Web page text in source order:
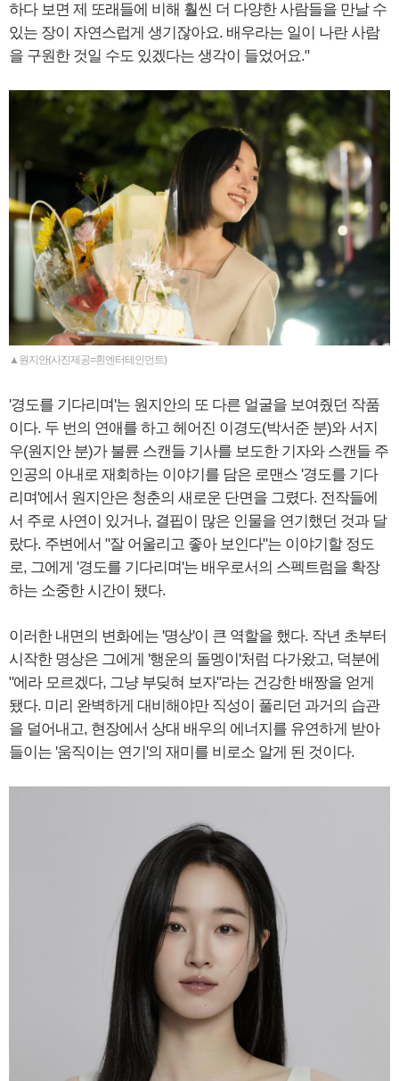
하다 보면 제 또래들에 비해 훨씬 더 다양한 사람들을 만날 수
있는 장이 자연스럽게 생기잖아요. 배우라는 일이 나란 사람
을 구원한 것일 수도 있겠다는 생각이 들었어요."
▲원지안(사진제공=흰엔터테인먼트)
'경도를 기다리며'는 원지안의 또 다른 얼굴을 보여줬던 작품
이다. 두 번의 연애를 하고 헤어진 이경도(박서준 분)와 서지
우(원지안 분)가 불륜 스캔들 기사를 보도한 기자와 스캔들 주
인공의 아내로 재회하는 이야기를 담은 로맨스 '경도를 기다
리며'에서 원지안은 청춘의 새로운 단면을 그렸다. 전작들에
서 주로 사연이 있거나, 결핍이 많은 인물을 연기했던 것과 달
랐다. 주변에서 "잘 어울리고 좋아 보인다"는 이야기할 정도
로, 그에게 '경도를 기다리며'는 배우로서의 스펙트럼을 확장
하는 소중한 시간이 됐다.
이러한 내면의 변화에는 '명상'이 큰 역할을 했다. 작년 초부터
시작한 명상은 그에게 '행운의 돌멩이'처럼 다가왔고, 덕분에
"에라 모르겠다, 그냥 부딪혀 보자"라는 건강한 배짱을 얻게
됐다. 미리 완벽하게 대비해야만 직성이 풀리던 과거의 습관
을 덜어내고, 현장에서 상대 배우의 에너지를 유연하게 받아
들이는 '움직이는 연기'의 재미를 비로소 알게 된 것이다.